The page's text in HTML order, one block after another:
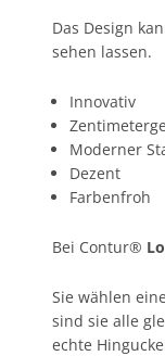
Das Design
sehen lassen.
Innovativ
Moderner
Dezent
Farbenfroh
Bei Contur®
Sie wählen
sind sie alle
echte